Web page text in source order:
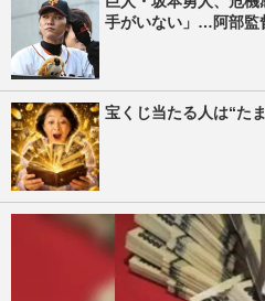
手がいない」…阿部監
宝くじ当たる人は“た